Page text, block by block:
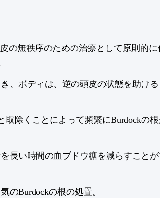
の無秩序のための治療として原則的
、ボディは、逆の頭皮の状態を助ける
除くことによって頻繁にBurdockの
長い時間の血ブドウ糖を減らすことが
のBurdockの根の処置。